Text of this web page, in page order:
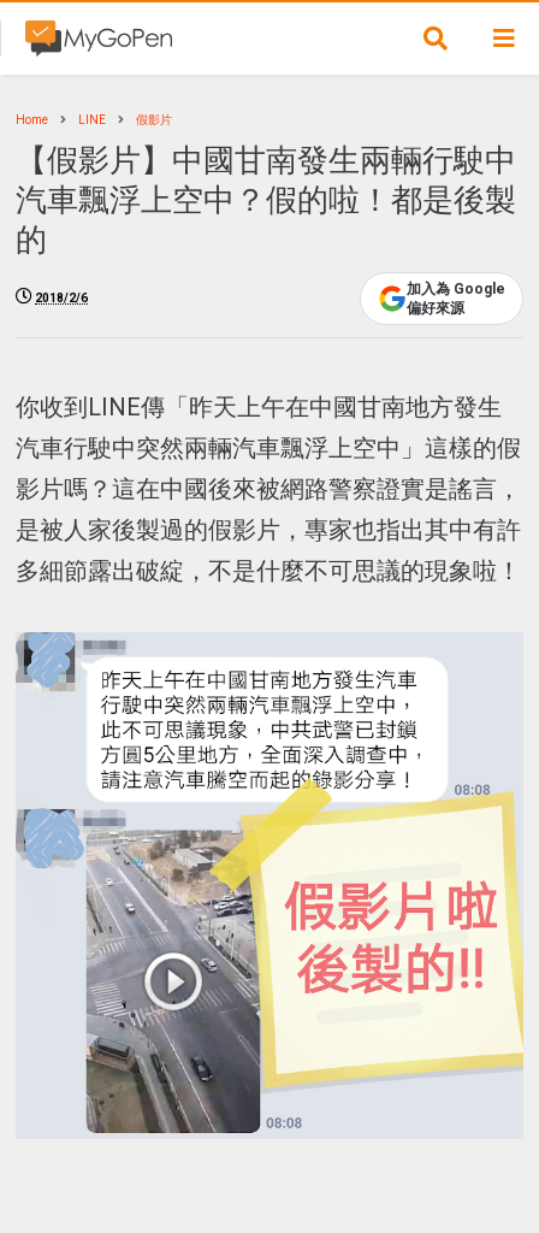
Home LINE 假影片
【假影片】中國甘南發生兩輛行駛中
汽車飄浮上空中？假的啦！都是後製
的
2018/2/6
加入為 Google
偏好來源
你收到LINE傳「昨天上午在中國甘南地方發生
汽車行駛中突然兩輛汽車飄浮上空中」這樣的假
影片嗎？這在中國後來被網路警察證實是謠言，
是被人家後製過的假影片，專家也指出其中有許
多細節露出破綻，不是什麼不可思議的現象啦！